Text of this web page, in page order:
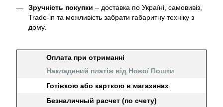
Зручність покупки – доставка по Україні, самовивіз,
Trade-in та можливість забрати габаритну техніку з
дому.
Оплата при отриманні
Накладений платіж від Нової Пошти
Готівкою або карткою в магазинах
Безналичный расчет (по счету)